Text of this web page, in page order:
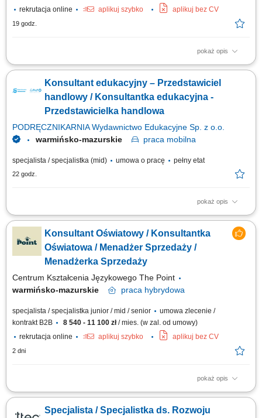
rekrutacja online
aplikuj szybko aplikuj bez CV
19 godz.
pokaż opis
Opis stanowiska: Kontaktowanie się z klientami z przypisanego portfolio
Analizowanie i opracowywanie strategii zarządzania i dosprzedaży kont
klientów; Rozwiązywanie problemów i doradzanie klientom w celu
zapewnienia...
Konsultant edukacyjny – Przedstawiciel
handlowy / Konsultantka edukacyjna -
Przedstawicielka handlowa
PODRĘCZNIKARNIA Wydawnictwo Edukacyjne Sp. z o.o.
warmińsko-mazurskie
praca mobilna
specjalista / specjalistka (mid) umowa o pracę pełny etat
22 godz.
pokaż opis
Twoje zadania aktywne pozyskiwanie nowych klientów i rozwijanie relacji
z obecnymi placówkami, prowadzenie spotkań i prezentacji
sprzedażowych u klientów, sprzedaż pakietów edukacyjnych, pomocy
dydaktycznych, zabawek, elektroniki i wybranych usług, przygotowywanie
ofert dopasowanych do...
Konsultant Oświatowy / Konsultantka
Oświatowa / Menadżer Sprzedaży /
Menadżerka Sprzedaży
Centrum Kształcenia Językowego The Point
warmińsko-mazurskie
praca hybrydowa
specjalista / specjalistka junior / mid / senior
umowa zlecenie /
kontrakt B2B
8 540 - 11 100 zł/ mies. (w zal. od umowy)
rekrutacja online
aplikuj szybko aplikuj bez CV
2 dni
pokaż opis
Czym zajmuje się Konsultant Oświatowy / Konsultantka Oświatowa?
szkolnej/akademickiej na spotkaniach w placówkach oświatowych
Specjalista / Specjalistka ds. Rozwoju